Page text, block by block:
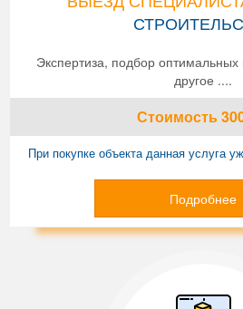
Экспертиза, подбор
другое ....
Стоимость
При покупке объекта данная услуга
Подробнее